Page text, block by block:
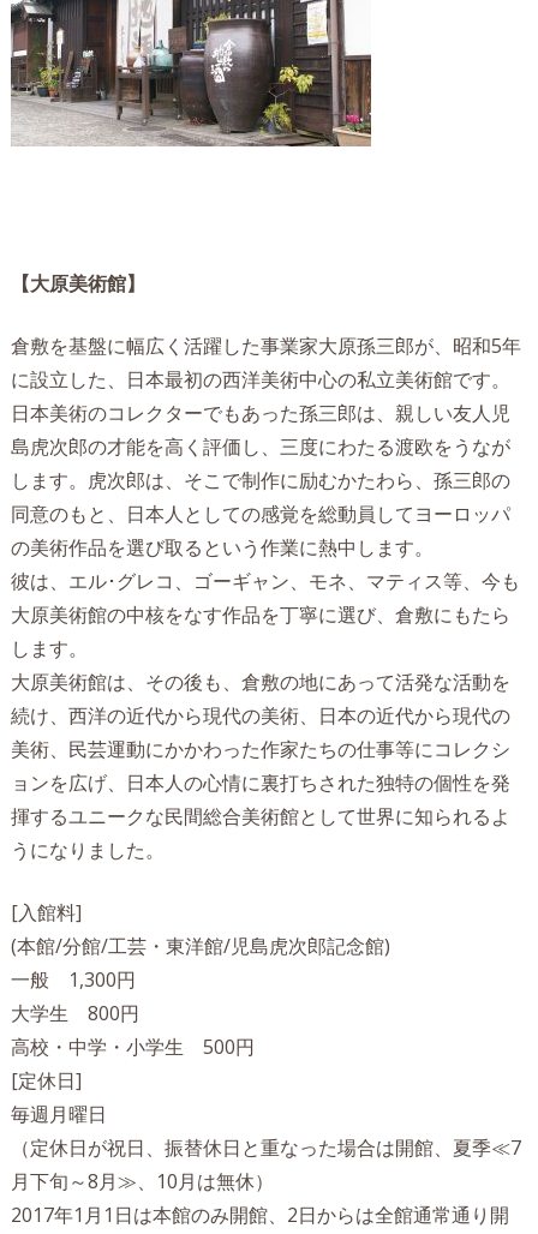
【大原美術館】
倉敷を基盤に幅広く活躍した事業家大原孫三郎が、昭和5年
に設立した、日本最初の西洋美術中心の私立美術館です。
日本美術のコレクターでもあった孫三郎は、親しい友人児
島虎次郎の才能を高く評価し、三度にわたる渡欧をうなが
します。虎次郎は、そこで制作に励むかたわら、孫三郎の
同意のもと、日本人としての感覚を総動員してヨーロッパ
の美術作品を選び取るという作業に熱中します。
彼は、エル･グレコ、ゴーギャン、モネ、マティス等、今も
大原美術館の中核をなす作品を丁寧に選び、倉敷にもたら
します。
大原美術館は、その後も、倉敷の地にあって活発な活動を
続け、西洋の近代から現代の美術、日本の近代から現代の
美術、民芸運動にかかわった作家たちの仕事等にコレクシ
ョンを広げ、日本人の心情に裏打ちされた独特の個性を発
揮するユニークな民間総合美術館として世界に知られるよ
うになりました。
[入館料]
(本館/分館/工芸・東洋館/児島虎次郎記念館)
一般 1,300円
大学生 800円
高校・中学・小学生 500円
[定休日]
毎週月曜日
（定休日が祝日、振替休日と重なった場合は開館、夏季≪7
月下旬～8月≫、10月は無休）
2017年1月1日は本館のみ開館、2日からは全館通常通り開